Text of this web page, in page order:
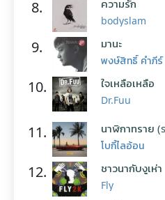
8. ความรัก
bodyslam
9. มานะ
พงษ์สิทธิ์ คำภีร์
10. ใจเหลือเหลือ
Dr.Fuu
11. นาฬิกาทราย
โบกี้ไลอ้อน
12. ชาวนากับงูเห่า
Fly